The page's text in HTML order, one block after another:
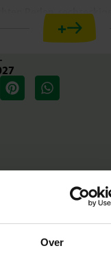
Over
Perlen,
hervorhebt
Feinmotorik
ab 12 Jahren
als
Der 3D-Effekt sorgt
Einrichtung wird.
+